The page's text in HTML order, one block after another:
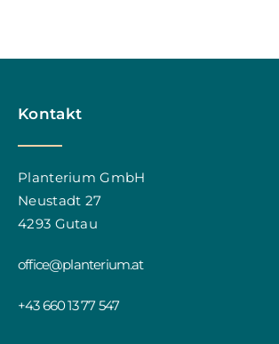
Kontakt
Planterium GmbH
Neustadt 27
4293 Gutau
office@planterium.at
+43 660 13 77 547